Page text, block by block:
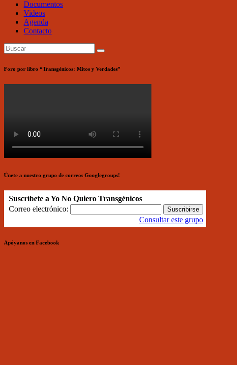
Documentos
Videos
Agenda
Contacto
Foro por libro “Transgénicos: Mitos y Verdades”
Únete a nuestro grupo de correos Googlegroups!
Suscríbete a Yo No Quiero Transgénicos
Correo electrónico:
Consultar este grupo
Apóyanos en Facebook